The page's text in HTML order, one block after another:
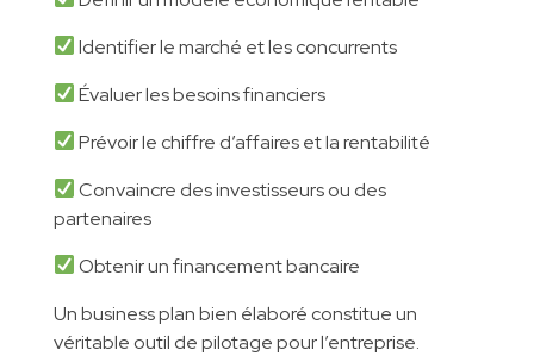
Identifier le marché et les concurrents
Évaluer les besoins financiers
Prévoir le chiffre d’affaires et la rentabilité
Convaincre des investisseurs ou des
partenaires
Obtenir un financement bancaire
Un business plan bien élaboré constitue un
véritable outil de pilotage pour l’entreprise.